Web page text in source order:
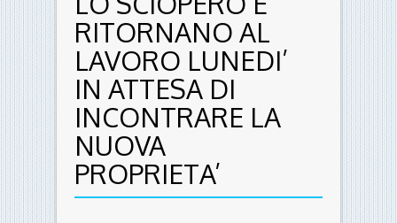
RITORNANO AL
LAVORO LUNEDI’
IN ATTESA DI
INCONTRARE LA
NUOVA
PROPRIETA’